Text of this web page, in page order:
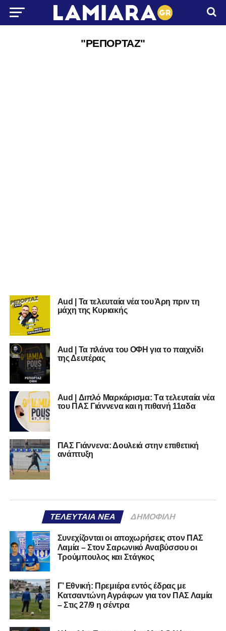
"ΡΕΠΟΡΤΑΖ"
Aud | Τα τελευταία νέα του Άρη πριν τη
μάχη της Κυριακής
Aud | Τα πλάνα του ΟΦΗ για το παιχνίδι
της Δευτέρας
Aud | Διπλό Μαρκάρισμα: Tα τελευταία νέα
του ΠΑΣ Γιάννενα και η πιθανή 11αδα
ΠΑΣ Γιάννενα: Δουλειά στην επιθετική
ανάπτυξη
ΤΕΛΕΥΤΑΊΑ ΝΈΑ ΔΗΜΟΦΙΛΉ
Συνεχίζονται οι αποχωρήσεις στον ΠΑΣ
Λαμία – Στον Σαρωνικό Αναβύσσου οι
Τρούμπουλος και Στάγκος
Γ’ Εθνική: Πρεμιέρα εντός έδρας με
Κατσαντώνη Αγράφων για τον ΠΑΣ Λαμία
– Στις 27/9 η σέντρα